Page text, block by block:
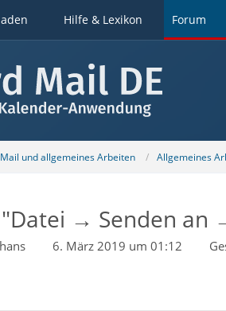
Hilfe & Lexikon Forum
und allgemeines Arbeiten Allgemeines
→ Senden an
6. März 2019 um 01:12